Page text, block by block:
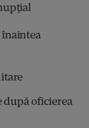
oficierea